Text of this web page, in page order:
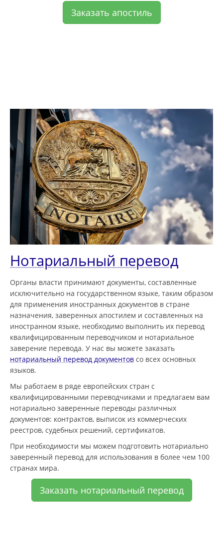
Заказать апостиль
Нотариальный перевод
Органы власти принимают документы, составленные
исключительно на государственном языке, таким образом
для применения иностранных документов в стране
назначения, заверенных апостилем и составленных на
иностранном языке, необходимо выполнить их перевод
квалифицированным переводчиком и нотариальное
заверение перевода. У нас вы можете заказать
нотариальный перевод документов со всех основных
языков.
Мы работаем в ряде европейских стран с
квалифицированными переводчиками и предлагаем вам
нотариально заверенные переводы различных
документов: контрактов, выписок из коммерческих
реестров, судебных решений, сертификатов.
При необходимости мы можем подготовить нотариально
заверенный перевод для использования в более чем 100
странах мира.
Заказать нотариальный перевод